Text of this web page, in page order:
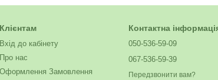
Клієнтам
Вхід до кабінету
Про нас
Оформлення Замовлення
Контактна
050-536-59-09
067-536-59-39
Передзвонити вам?